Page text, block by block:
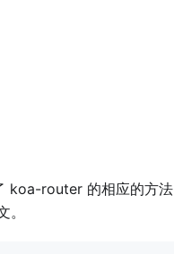
koa-router 的相应的方